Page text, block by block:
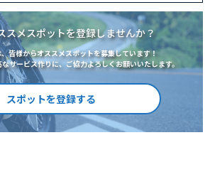
スメスポットを登録しませんか？
皆様からオススメスポットを募集しています！
サービス作りに、ご協力よろしくお願いいたします。
スポットを登録する